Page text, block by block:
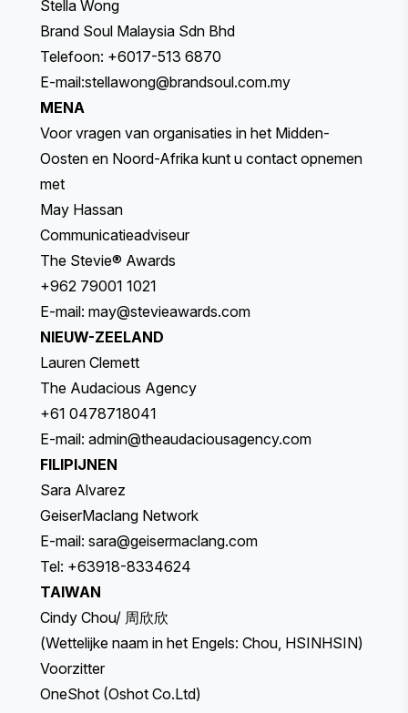
Stella Wong
Brand Soul Malaysia Sdn Bhd
Telefoon: +6017-513 6870
E-mail:stellawong@brandsoul.com.my
MENA
Voor vragen van organisaties in het Midden-
Oosten en Noord-Afrika kunt u contact opnemen
met
May Hassan
Communicatieadviseur
The Stevie® Awards
+962 79001 1021
E-mail: may@stevieawards.com
NIEUW-ZEELAND
Lauren Clemett
The Audacious Agency
+61 0478718041
E-mail: admin@theaudaciousagency.com
FILIPIJNEN
Sara Alvarez
GeiserMaclang Network
E-mail: sara@geisermaclang.com
Tel: +63918-8334624
TAIWAN
Cindy Chou/ 周欣欣
(Wettelijke naam in het Engels: Chou, HSINHSIN)
Voorzitter
OneShot (Oshot Co.Ltd)